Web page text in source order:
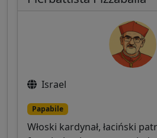
Israel
Papabile
Włoski kardynał, łaciński